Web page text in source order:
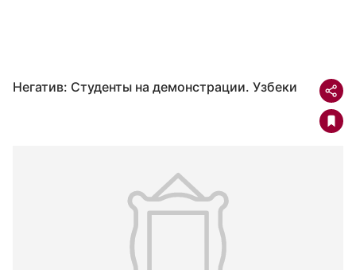
Негатив: Студенты на демонстрации. Узбеки